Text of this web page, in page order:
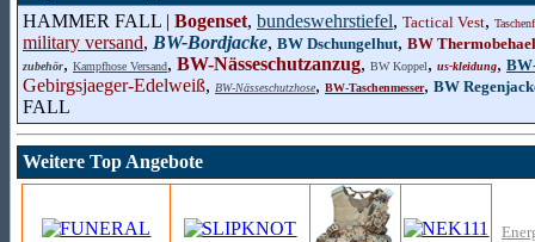
HAMMER FALL | Bogenset, bundeswehrstiefel, Tactical Vest,
military versand, BW-Bordjacke, BW Dschungelhut, BW
zubehör, Kampfhose Versand, BW-Nässeschutzanzug, BW Koppel, us-kleidung,
Gebirgsjaeger-Edelweiß, BW-Nässeschutzhose, BW-Taschenmesser, BW
FALL
Weitere Top Angebote